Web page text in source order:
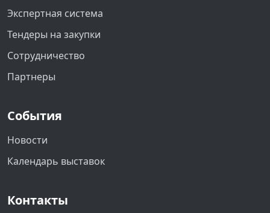
Экспертная система
Тендеры на закупки
Сотрудничество
Партнеры
События
Новости
Календарь выставок
Контакты